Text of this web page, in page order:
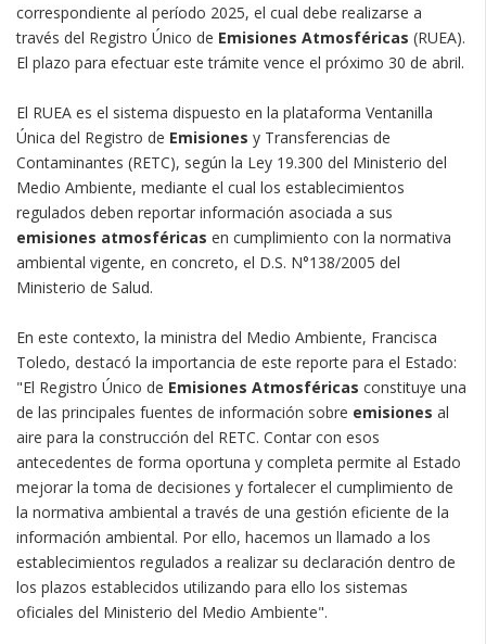
correspondiente al período 2025, el cual debe realizarse a
través del Registro Único de Emisiones Atmosféricas (RUEA).
El plazo para efectuar este trámite vence el próximo 30 de abril.
El RUEA es el sistema dispuesto en la plataforma Ventanilla
Única del Registro de Emisiones y Transferencias de
Contaminantes (RETC), según la Ley 19.300 del Ministerio del
Medio Ambiente, mediante el cual los establecimientos
regulados deben reportar información asociada a sus
emisiones atmosféricas en cumplimiento con la normativa
ambiental vigente, en concreto, el D.S. N°138/2005 del
Ministerio de Salud.
En este contexto, la ministra del Medio Ambiente, Francisca
Toledo, destacó la importancia de este reporte para el Estado:
"El Registro Único de Emisiones Atmosféricas constituye una
de las principales fuentes de información sobre emisiones al
aire para la construcción del RETC. Contar con esos
antecedentes de forma oportuna y completa permite al Estado
mejorar la toma de decisiones y fortalecer el cumplimiento de
la normativa ambiental a través de una gestión eficiente de la
información ambiental. Por ello, hacemos un llamado a los
establecimientos regulados a realizar su declaración dentro de
los plazos establecidos utilizando para ello los sistemas
oficiales del Ministerio del Medio Ambiente".